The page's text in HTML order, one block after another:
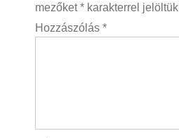
mezőket* karakterrel jelöltük
Hozzászólás *